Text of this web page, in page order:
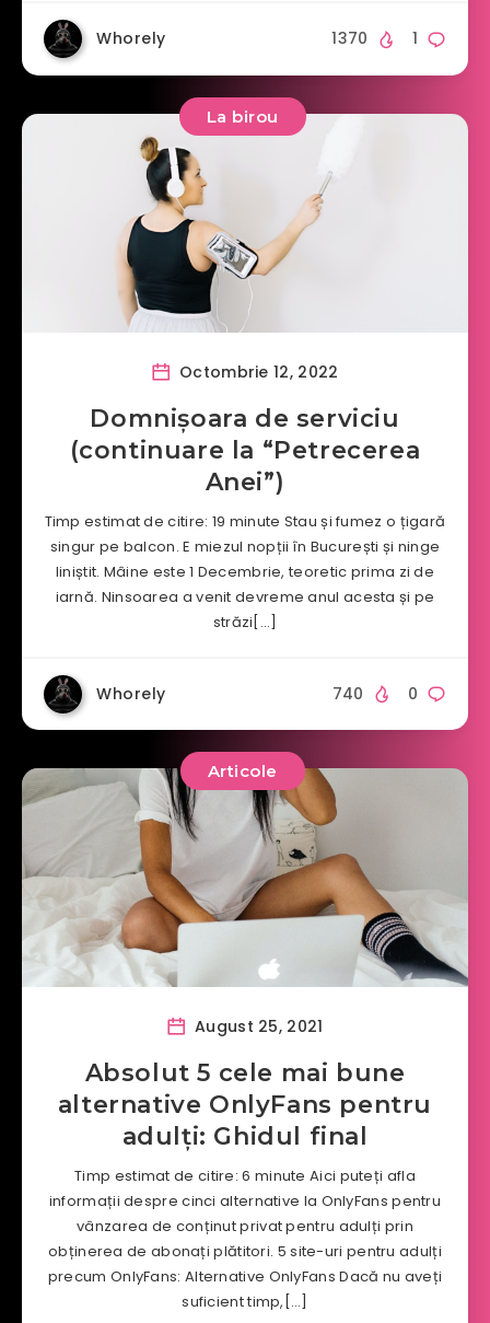
Whorely 1
1370
La birou
Octombrie 12, 2022
Domnișoara de serviciu
(continuare la “Petrecerea
Anei”)
Timp estimat de citire: 19 minute Stau și fumez o țigară
singur pe balcon. E miezul nopții în București și ninge
liniștit. Mâine este 1 Decembrie, teoretic prima zi de
iarnă. Ninsoarea a venit devreme anul acesta și pe
străzi[…]
Whorely 0
740
Articole
August 25, 2021
Absolut 5 cele mai bune
alternative OnlyFans pentru
adulți: Ghidul final
Timp estimat de citire: 6 minute Aici puteți afla
informații despre cinci alternative la OnlyFans pentru
vânzarea de conținut privat pentru adulți prin
obținerea de abonați plătitori. 5 site-uri pentru adulți
precum OnlyFans: Alternative OnlyFans Dacă nu aveți
suficient timp,[…]